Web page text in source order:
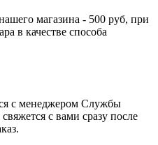
магазина - 500 руб, при
в качестве способа
с менеджером Службы
с вами сразу после